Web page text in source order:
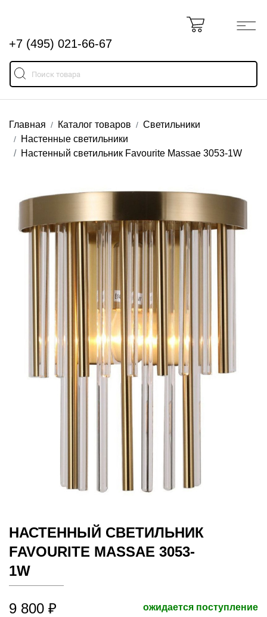
+7 (495) 021-66-67
Главная Каталог товаров
Светильники
Настенные светильники
Настенный светильник Favourite Massae 3053-1W
НАСТЕННЫЙ СВЕТИЛЬНИК
FAVOURITE MASSAE 3053-
1W
9 800 ₽ ожидается поступление